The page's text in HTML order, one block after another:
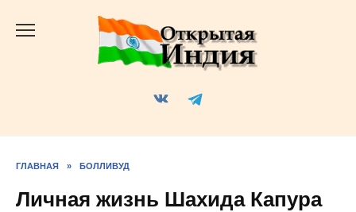
ГЛАВНАЯ » БОЛЛИВУД
Личная жизнь Шахида Капура